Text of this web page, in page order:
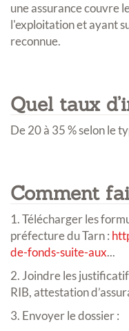
une assurance couvre
l'exploitation et ayant
reconnue.
Quel taux
De 20 à 35 % selon le
Comment
1. Télécharger les
préfecture du Tarn :
de-fonds-suite-aux...
2. Joindre les
RIB, attestation
3. Envoyer le dossier :